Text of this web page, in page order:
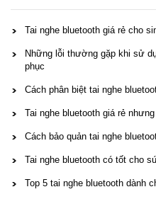
Tai nghe bluetooth giá rẻ cho
Những lỗi thường gặp khi sử
phục
Cách phân biệt tai nghe
Tai nghe bluetooth giá rẻ
Cách bảo quản tai nghe
Tai nghe bluetooth có tốt cho
Top 5 tai nghe bluetooth dành